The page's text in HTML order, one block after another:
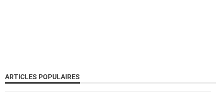
ARTICLES POPULAIRES